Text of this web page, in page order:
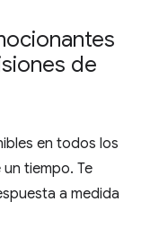
de
en todos los
tiempo. Te
a medida